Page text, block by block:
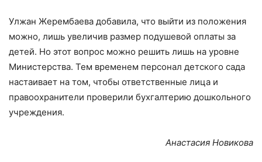
Улжан Жерембаева добавила, что выйти из положения
можно, лишь увеличив размер подушевой оплаты за
детей. Но этот вопрос можно решить лишь на уровне
Министерства. Тем временем персонал детского сада
настаивает на том, чтобы ответственные лица и
правоохранители проверили бухгалтерию дошкольного
учреждения.
Анастасия Новикова